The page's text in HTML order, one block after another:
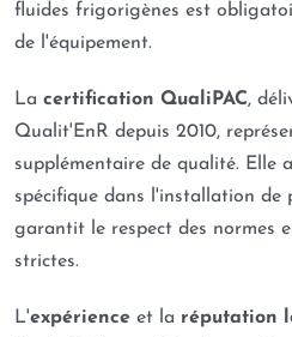
fluides frigorigènes est
de l'équipement.
La certification QualiPAC,
Qualit'EnR depuis 2010,
supplémentaire de qualité. Elle
spécifique dans l'installation de
garantit le respect des normes
strictes.
L'expérience et la réputation